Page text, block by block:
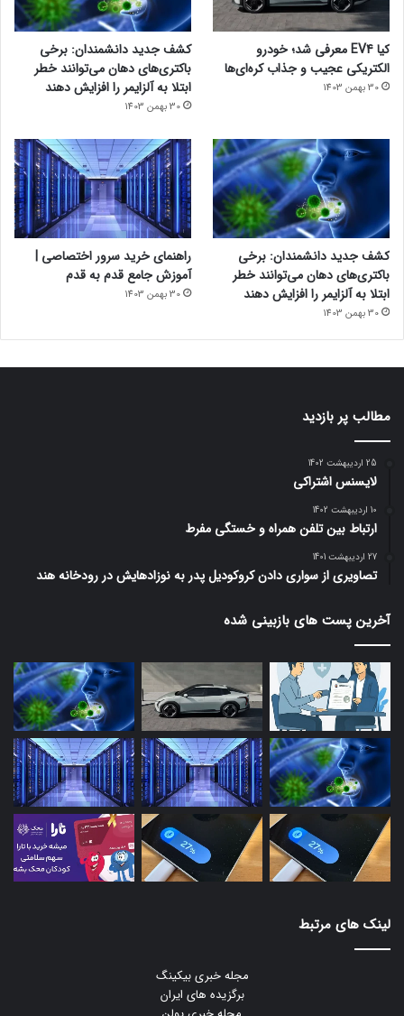
کیا EV4 معرفی شد؛ خودرو
الکتریکی عجیب و جذاب کره‌ای‌ها
30 بهمن 1403
کشف جدید دانشمندان: برخی
باکتری‌های دهان می‌توانند خطر
ابتلا به آلزایمر را افزایش دهند
30 بهمن 1403
کشف جدید دانشمندان: برخی
باکتری‌های دهان می‌توانند خطر
ابتلا به آلزایمر را افزایش دهند
30 بهمن 1403
راهنمای خرید سرور اختصاصی |
آموزش جامع قدم به قدم
30 بهمن 1403
مطالب پر بازدید
25 اردیبهشت 1402
لایسنس اشتراکی
10 اردیبهشت 1402
ارتباط بین تلفن همراه و خستگی مفرط
27 اردیبهشت 1401
تصاویری از سواری دادن کروکودیل پدر به نوزادهایش در رودخانه هند
آخرین پست های بازبینی شده
لینک های مرتبط
مجله خبری بیکینگ
برگزیده های ایران